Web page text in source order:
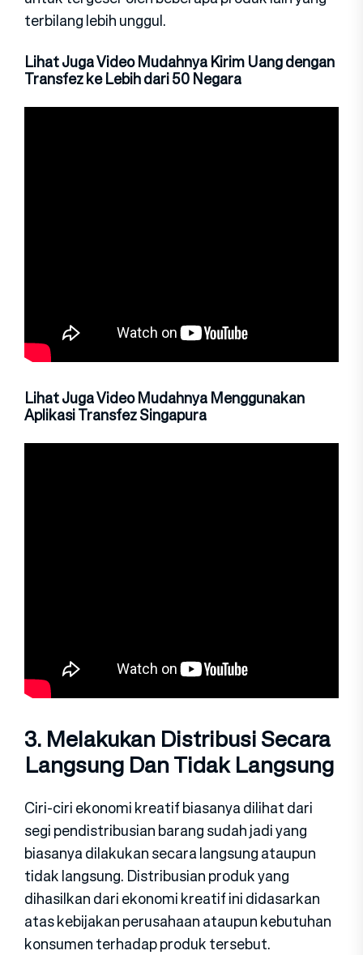
terbilang lebih unggul.
Lihat Juga Video Mudahnya Kirim Uang dengan
Transfez ke Lebih dari 50 Negara
Lihat Juga Video Mudahnya Menggunakan
Aplikasi Transfez Singapura
3. Melakukan Distribusi Secara
Langsung Dan Tidak Langsung
Ciri-ciri ekonomi kreatif biasanya dilihat dari
segi pendistribusian barang sudah jadi yang
biasanya dilakukan secara langsung ataupun
tidak langsung. Distribusian produk yang
dihasilkan dari ekonomi kreatif ini didasarkan
atas kebijakan perusahaan ataupun kebutuhan
konsumen terhadap produk tersebut.